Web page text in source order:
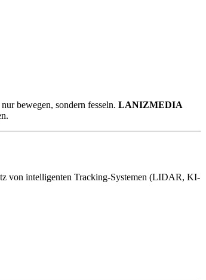
bewegen, sondern fesseln. LANIZMEDIA
von intelligenten Tracking-Systemen (LIDAR, KI-